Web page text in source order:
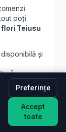
poți
Teiusu
și
În
afișate
în Teiusu?
să
Preferințe
Accept
toate